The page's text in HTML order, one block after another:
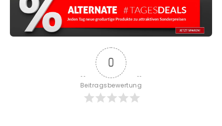
0
Beitragsbewertung